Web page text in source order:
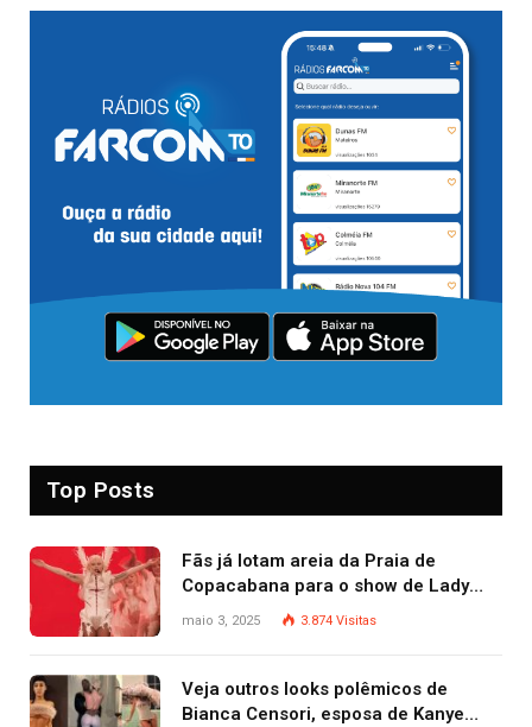
Top Posts
Fãs já lotam areia da Praia de
Copacabana para o show de Lady
Gaga
maio 3, 2025 3.874 Visitas
Veja outros looks polêmicos de
Bianca Censori, esposa de Kanye